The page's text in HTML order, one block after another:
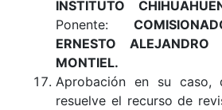
INSTITUTO
Ponente:
ERNESTO
MONTIEL.
Aprobación en su caso,
resuelve el recurso de